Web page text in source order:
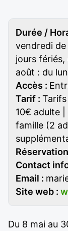
Durée /
vendredi de
jours fériés,
août : du
Accès :
Tarif :
10€ adulte
famille (2
Contact
Email :
Site web :
Du 8 mai au